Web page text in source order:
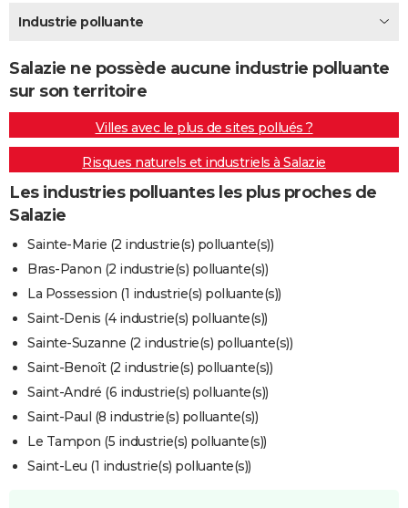
Destinations
City break
Voyage nature
Voyage de noces
Forum
Climat
+PHOTO
GUIDES D'ACHAT
BONS PLANS
CARTE DE VOEUX
Carte de Noël
Carte Bonne année
Carte Saint-Valentin
Carte d'anniversaire
DICTIONNAIRE
Dictionnaire
Biographies
Citations
Expressions
Proverbes
PROGRAMME TV
COPAINS D'AVANT
S'inscrire
Se connecter
Lycées
Collèges
Primaires
Universités
Entreprises
Service militaire
Avis de recherche
FORUM
Bricolage
Lifestyle
Culture
Sport
Auto
Television
Voyage
Cinema
Industrie polluante
Salazie ne possède aucune industrie polluante
sur son territoire
Villes avec le plus de sites pollués ?
Risques naturels et industriels à Salazie
Les industries polluantes les plus proches de
Salazie
Sainte-Marie (2 industrie(s) polluante(s))
Bras-Panon (2 industrie(s) polluante(s))
La Possession (1 industrie(s) polluante(s))
Saint-Denis (4 industrie(s) polluante(s))
Sainte-Suzanne (2 industrie(s) polluante(s))
Saint-Benoît (2 industrie(s) polluante(s))
Saint-André (6 industrie(s) polluante(s))
Saint-Paul (8 industrie(s) polluante(s))
Le Tampon (5 industrie(s) polluante(s))
Saint-Leu (1 industrie(s) polluante(s))